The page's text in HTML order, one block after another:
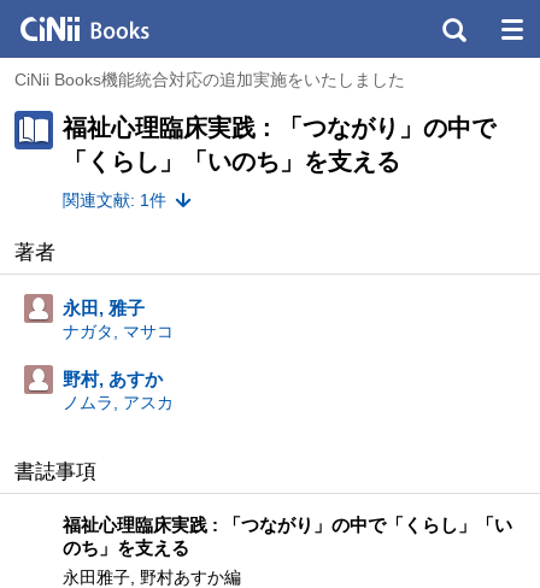
CiNii Books機能統合対応の追加実施をいたしました
福祉心理臨床実践 : 「つながり」の中で
「くらし」「いのち」を支える
関連文献: 1件
著者
永田, 雅子
ナガタ, マサコ
野村, あすか
ノムラ, アスカ
書誌事項
福祉心理臨床実践 : 「つながり」の中で「くらし」「い
のち」を支える
永田雅子, 野村あすか編